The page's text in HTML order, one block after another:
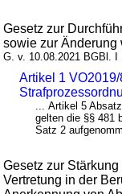
Gesetz zur
sowie zur Änderung
G. v. 10.08.2021 BGBl. I
Artikel 1
... Artikel 5
gelten die §§ 481
Satz 2
Gesetz zur
Vertretung in der